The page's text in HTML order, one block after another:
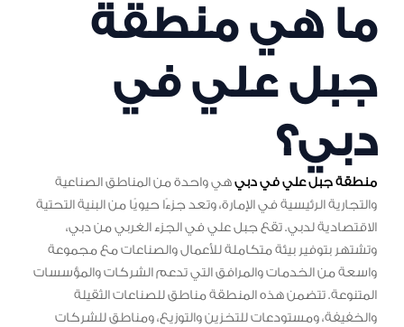
ما هي منطقة
جبل علي في
دبي؟
منطقة جبل علي في دبيهي واحدة من المناطق الصناعية
والتجارية الرئيسية في الإمارة، وتعد جزءًا حيويًا من البنية التحتية
الاقتصادية لدبي. تقع جبل علي في الجزء الغربي من دبي،
وتشتهر بتوفير بيئة متكاملة للأعمال والصناعات مع مجموعة
واسعة من الخدمات والمرافق التي تدعم الشركات والمؤسسات
المتنوعة. تتضمن هذه المنطقة مناطق للصناعات الثقيلة
والخفيفة، ومستودعات للتخزين والتوزيع، ومناطق للشركات